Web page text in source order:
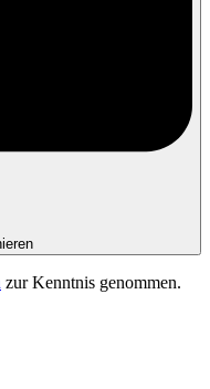
zur Kenntnis genommen.